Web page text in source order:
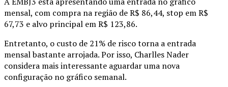
mensal, com compra na região de R$ 86,44, stop em R$
67,73 e alvo principal em R$ 123,86.
Entretanto, o custo de 21% de risco torna a entrada
mensal bastante arrojada. Por isso, Charlles Nader
considera mais interessante aguardar uma nova
configuração no gráfico semanal.